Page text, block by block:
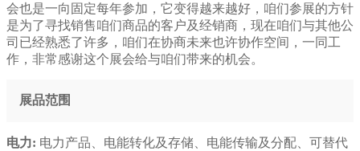
会也是一向固定每年参加，它变得越来越好，咱们参展的方针
是为了寻找销售咱们商品的客户及经销商，现在咱们与其他公
司已经熟悉了许多，咱们在协商未来也许协作空间，一同工
作，非常感谢这个展会给与咱们带来的机会。
展品范围
电力: 电力产品、电能转化及存储、电能传输及分配、可替代